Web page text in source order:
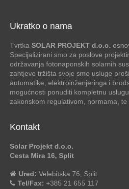
Ukratko o nama
Tvrtka SOLAR PROJEKT d.o.o.
Specijalizirani smo za poslove
održavanja fotonaponskih solarnih
zahtjeve tržišta svoje smo usluge
automatike, elektroinženjeringa i
mogućnosti ponuditi kompletnu
zakonskom regulativom, normama, te
Kontakt
Solar Projekt d.o.o.
Cesta Mira 16, Split
Ured: Velebitska 76, Split
Tel/Fax: +385 21 655 117